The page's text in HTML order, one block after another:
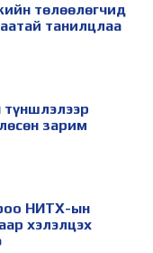
төлөөлөгчид
танилцлаа
зарим
НИТХ-ын
хэлэлцэх